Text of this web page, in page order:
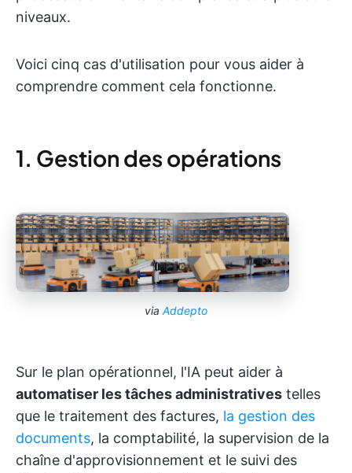
niveaux.
Voici cinq cas d'utilisation pour vous aider à
comprendre comment cela fonctionne.
1. Gestion des opérations
via Addepto
Sur le plan opérationnel, l'IA peut aider à
automatiser les tâches administratives telles
que le traitement des factures, la gestion des
documents, la comptabilité, la supervision de la
chaîne d'approvisionnement et le suivi des